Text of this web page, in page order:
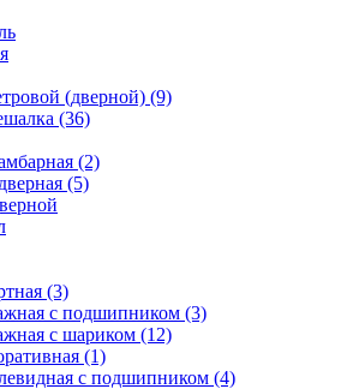
(дверной) (9)
(36)
(2)
(5)
(3)
с подшипником (3)
с шариком (12)
(1)
с подшипником (4)